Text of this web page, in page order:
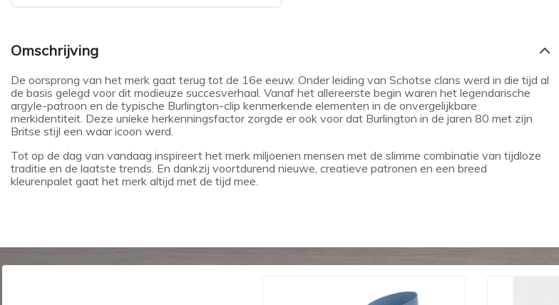
Omschrijving
De oorsprong van het merk gaat terug tot de 16e eeuw. Onder leiding van Schotse clans werd in die tijd al
de basis gelegd voor dit modieuze succesverhaal. Vanaf het allereerste begin waren het legendarische
argyle-patroon en de typische Burlington-clip kenmerkende elementen in de onvergelijkbare
merkidentiteit. Deze unieke herkenningsfactor zorgde er ook voor dat Burlington in de jaren 80 met zijn
Britse stijl een waar icoon werd.
Tot op de dag van vandaag inspireert het merk miljoenen mensen met de slimme combinatie van tijdloze
traditie en de laatste trends. En dankzij voortdurend nieuwe, creatieve patronen en een breed
kleurenpalet gaat het merk altijd met de tijd mee.